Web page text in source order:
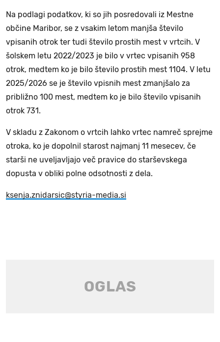
Na podlagi podatkov, ki so jih posredovali iz Mestne
občine Maribor, se z vsakim letom manjša število
vpisanih otrok ter tudi število prostih mest v vrtcih. V
šolskem letu 2022/2023 je bilo v vrtec vpisanih 958
otrok, medtem ko je bilo število prostih mest 1104. V letu
2025/2026 se je število vpisnih mest zmanjšalo za
približno 100 mest, medtem ko je bilo število vpisanih
otrok 731.
V skladu z Zakonom o vrtcih lahko vrtec namreč sprejme
otroka, ko je dopolnil starost najmanj 11 mesecev, če
starši ne uveljavljajo več pravice do starševskega
dopusta v obliki polne odsotnosti z dela.
ksenja.znidarsic@styria-media.si